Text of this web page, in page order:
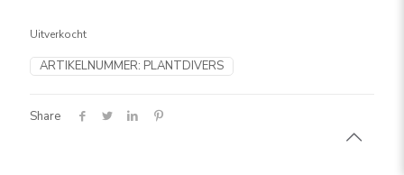
Uitverkocht
ARTIKELNUMMER: PLANTDIVERS
Share